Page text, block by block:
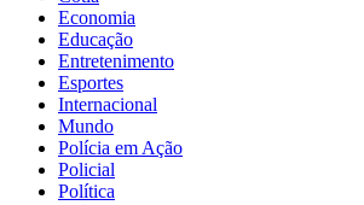
Economia
Educação
Entretenimento
Esportes
Internacional
Mundo
Polícia em Ação
Policial
Política